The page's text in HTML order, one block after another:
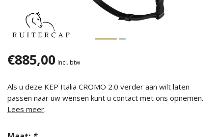
€885,00 Incl. btw
Als u deze KEP Italia CROMO 2.0 verder aan wilt laten
passen naar uw wensen kunt u contact met ons opnemen.
Lees meer.